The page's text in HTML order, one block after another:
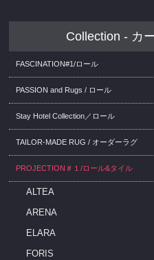
Collection - カ
FASCINATION#1/ロール
PASSION and Rugs / ロール
Stay Hotel Collection／ロール
TAILOR-MADE RUG / オーダーラグ
PROJECTION＃１/ロール&タイル
ALTEA
ARENA
ELARA
FORIS